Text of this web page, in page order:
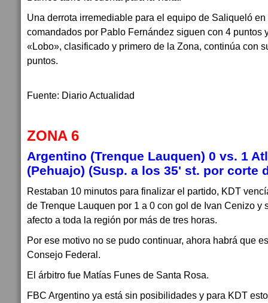
Una derrota irremediable para el equipo de Saliqueló
comandados por Pablo Fernández siguen con 4 puntos
«Lobo», clasificado y primero de la Zona, continúa con
puntos.
Fuente: Diario Actualidad
ZONA 6
Argentino (Trenque Lauquen) 0 vs. 1
(Pehuajo) (Susp. a los 35' st. por corte
Restaban 10 minutos para finalizar el partido, KDT
de Trenque Lauquen por 1 a 0 con gol de Ivan Cenizo y
afecto a toda la región por más de tres horas.
Por ese motivo no se pudo continuar, ahora habrá que
Consejo Federal.
El árbitro fue Matías Funes de Santa Rosa.
FBC Argentino ya está sin posibilidades y para KDT